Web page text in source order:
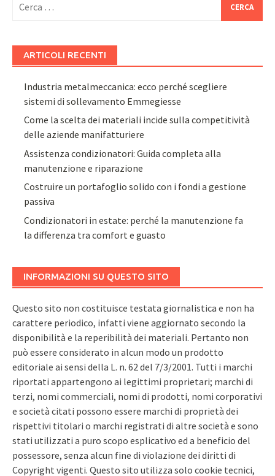
per:
ARTICOLI RECENTI
Industria metalmeccanica: ecco perché scegliere
sistemi di sollevamento Emmegiesse
Come la scelta dei materiali incide sulla competitività
delle aziende manifatturiere
Assistenza condizionatori: Guida completa alla
manutenzione e riparazione
Costruire un portafoglio solido con i fondi a gestione
passiva
Condizionatori in estate: perché la manutenzione fa
la differenza tra comfort e guasto
INFORMAZIONI SU QUESTO SITO
Questo sito non costituisce testata giornalistica e non ha
carattere periodico, infatti viene aggiornato secondo la
disponibilità e la reperibilità dei materiali. Pertanto non
può essere considerato in alcun modo un prodotto
editoriale ai sensi della L. n. 62 del 7/3/2001. Tutti i marchi
riportati appartengono ai legittimi proprietari; marchi di
terzi, nomi commerciali, nomi di prodotti, nomi corporativi
e società citati possono essere marchi di proprietà dei
rispettivi titolari o marchi registrati di altre società e sono
stati utilizzati a puro scopo esplicativo ed a beneficio del
possessore, senza alcun fine di violazione dei diritti di
Copyright vigenti. Questo sito utilizza solo cookie tecnici,